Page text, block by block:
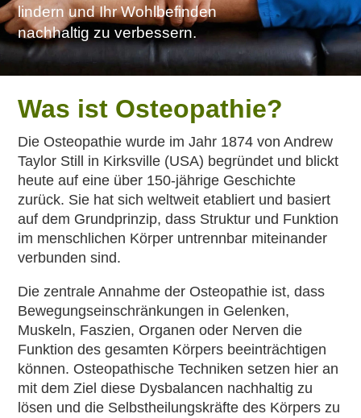
lindern und Ihr Wohlbefinden
nachhaltig zu verbessern.
Was ist Osteopathie?
Die Osteopathie wurde im Jahr 1874 von Andrew
Taylor Still in Kirksville (USA) begründet und blickt
heute auf eine über 150-jährige Geschichte
zurück. Sie hat sich weltweit etabliert und basiert
auf dem Grundprinzip, dass Struktur und Funktion
im menschlichen Körper untrennbar miteinander
verbunden sind.
Die zentrale Annahme der Osteopathie ist, dass
Bewegungseinschränkungen in Gelenken,
Muskeln, Faszien, Organen oder Nerven die
Funktion des gesamten Körpers beeinträchtigen
können. Osteopathische Techniken setzen hier an
mit dem Ziel diese Dysbalancen nachhaltig zu
lösen und die Selbstheilungskräfte des Körpers zu